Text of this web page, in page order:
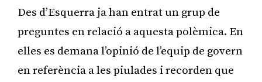
Des d’Esquerra ja han entrat un grup de
preguntes en relació a aquesta polèmica. En
elles es demana l’opinió de l’equip de govern
en referència a les piulades i recorden que